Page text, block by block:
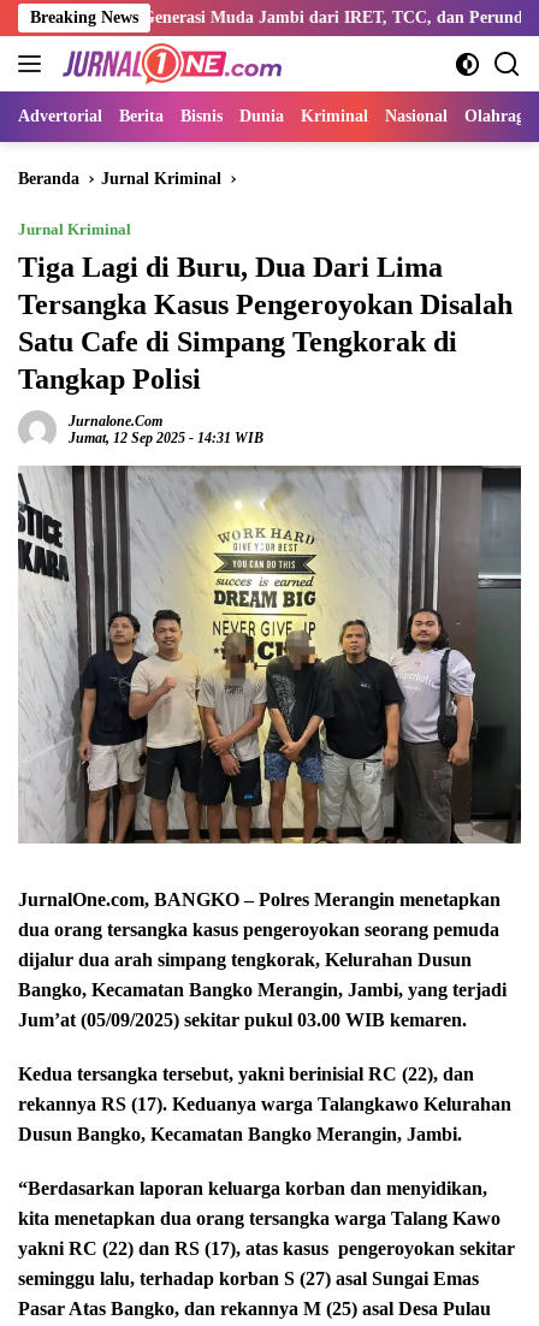
Langsung
ke
konten
Breaking News
Generasi Muda Jambi dari IRET, TCC, dan Perundungan
Advertorial Berita Bisnis Dunia Kriminal Nasional Olahraga
Beranda Jurnal Kriminal
Jurnal Kriminal
Tiga Lagi di Buru, Dua Dari Lima
Tersangka Kasus Pengeroyokan Disalah
Satu Cafe di Simpang Tengkorak di
Tangkap Polisi
Jurnalone.com
Jumat, 12 Sep 2025 - 14:31 WIB
JurnalOne.com, BANGKO – Polres Merangin menetapkan
dua orang tersangka kasus pengeroyokan seorang pemuda
dijalur dua arah simpang tengkorak, Kelurahan Dusun
Bangko, Kecamatan Bangko Merangin, Jambi, yang terjadi
Jum’at (05/09/2025) sekitar pukul 03.00 WIB kemaren.
Kedua tersangka tersebut, yakni berinisial RC (22), dan
rekannya RS (17). Keduanya warga Talangkawo Kelurahan
Dusun Bangko, Kecamatan Bangko Merangin, Jambi.
“Berdasarkan laporan keluarga korban dan menyidikan,
kita menetapkan dua orang tersangka warga Talang Kawo
yakni RC (22) dan RS (17), atas kasus pengeroyokan sekitar
seminggu lalu, terhadap korban S (27) asal Sungai Emas
Pasar Atas Bangko, dan rekannya M (25) asal Desa Pulau